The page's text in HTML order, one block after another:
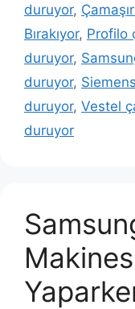
duruyor,
Bırakıyor, Profilo
duruyor,
duruyor,
duruyor, Vestel
duruyor